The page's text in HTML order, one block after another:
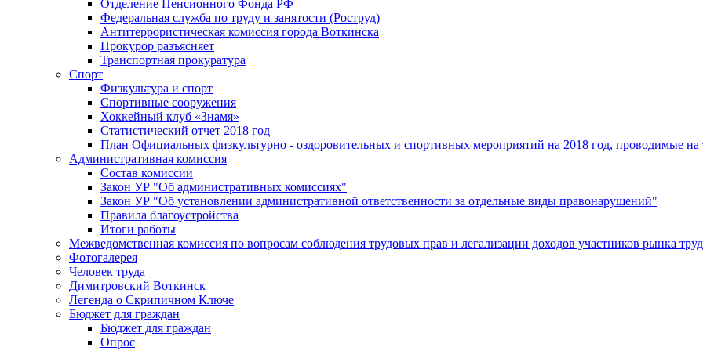
Отделение Пенсионного Фонда РФ
Федеральная служба по труду и занятости (Роструд)
Антитеррористическая комиссия города Воткинска
Прокурор разъясняет
Транспортная прокуратура
Спорт
Физкультура и спорт
Спортивные сооружения
Хоккейный клуб «Знамя»
Статистический отчет 2018 год
План Официальных физкультурно - оздоровительных и спортивных мероприятий на 2018 год, проводимые
Административная комиссия
Состав комиссии
Закон УР "Об административных комиссиях"
Закон УР "Об установлении административной ответственности за отдельные виды правонарушений"
Правила благоустройства
Итоги работы
Межведомственная комиссия по вопросам соблюдения трудовых прав и легализации доходов участников рынка
Фотогалерея
Человек труда
Димитровский Воткинск
Легенда о Скрипичном Ключе
Бюджет для граждан
Бюджет для граждан
Опрос